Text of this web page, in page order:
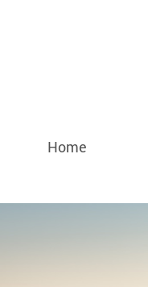
Home